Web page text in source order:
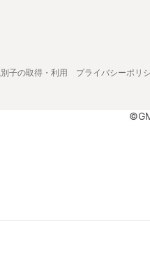
子の取得・利用 プライバシーポリ